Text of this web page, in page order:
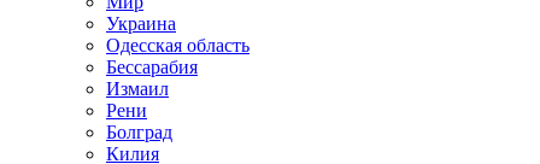
Украина
Одесская область
Бессарабия
Измаил
Рени
Болград
Килия